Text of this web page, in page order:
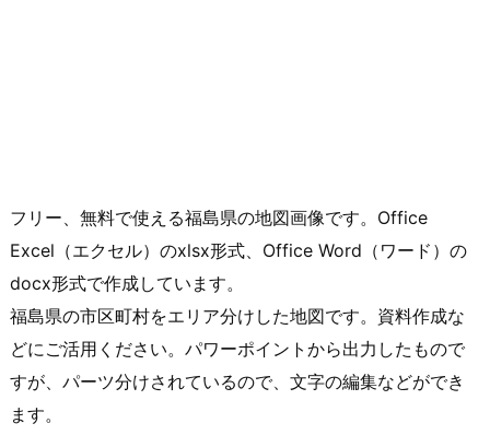
フリー、無料で使える福島県の地図画像です。Office
Excel（エクセル）のxlsx形式、Office Word（ワード）の
docx形式で作成しています。
福島県の市区町村をエリア分けした地図です。資料作成な
どにご活用ください。パワーポイントから出力したもので
すが、パーツ分けされているので、文字の編集などができ
ます。